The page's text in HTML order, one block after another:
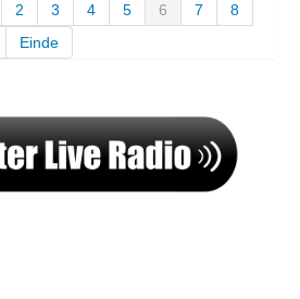
2 3 4 5 6 7
8
Einde